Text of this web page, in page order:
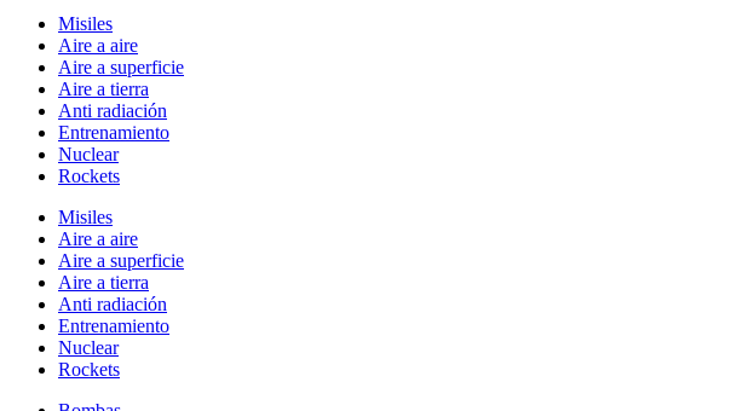
Misiles
Aire a aire
Aire a superficie
Aire a tierra
Anti radiación
Entrenamiento
Nuclear
Rockets
Misiles
Aire a aire
Aire a superficie
Aire a tierra
Anti radiación
Entrenamiento
Nuclear
Rockets